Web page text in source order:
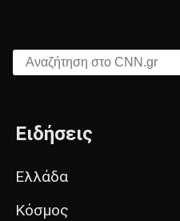
Αναζήτηση στο CNN.gr
Ειδήσεις
Ελλάδα
Κόσμος